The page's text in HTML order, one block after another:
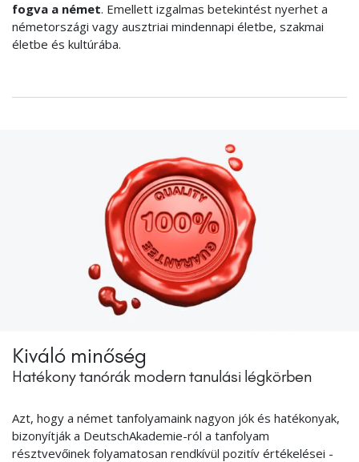
fogva a német. Emellett izgalmas betekintést nyerhet a
németországi vagy ausztriai mindennapi életbe, szakmai
életbe és kultúrába.
Kiváló minőség
Hatékony tanórák modern tanulási légkörben
Azt, hogy a német tanfolyamaink nagyon jók és hatékonyak,
bizonyítják a DeutschAkademie-ról a tanfolyam
résztvevőinek folyamatosan rendkívül pozitív értékelései -